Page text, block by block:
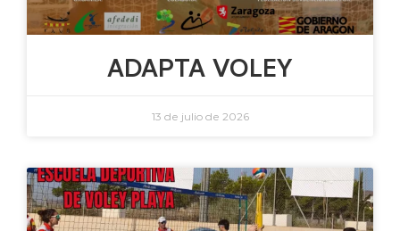
ADAPTA VOLEY
13 de julio de 2026